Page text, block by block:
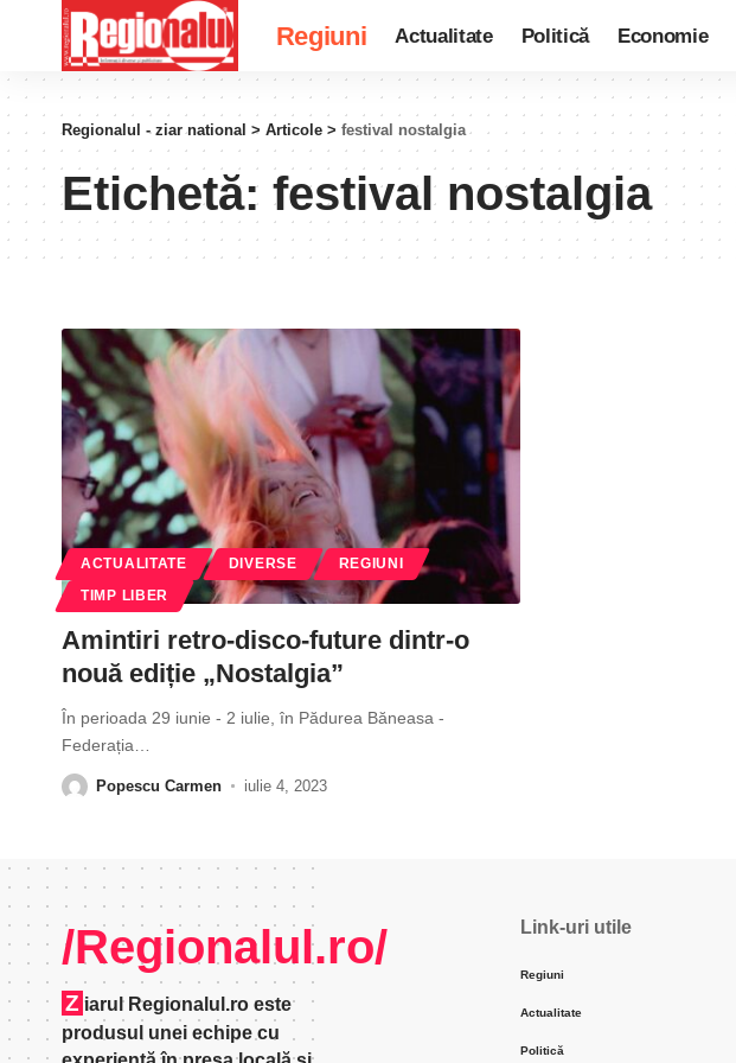
Regiuni Actualitate Politică Economie
Regionalul - ziar national > Articole > festival nostalgia
Etichetă: festival nostalgia
ACTUALITATE DIVERSE REGIUNI
TIMP LIBER
Amintiri retro-disco-future dintr-o
nouă ediție „Nostalgia”
În perioada 29 iunie - 2 iulie, în Pădurea Băneasa -
Federația
Popescu Carmen iulie 4, 2023
/Regionalul.ro/
Z iarul Regionalul.ro este
produsul unei echipe cu
Link-uri utile
Regiuni
Actualitate
Politică